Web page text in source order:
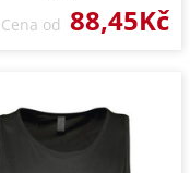
Cena od 88,45Kč